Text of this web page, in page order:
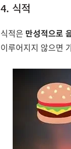
4. 식적
식적은 만성적으로
이루어지지 않으면